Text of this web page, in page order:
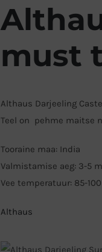
must
Althaus Darjeeling
Teel on pehme maitse
Tooraine maa: India
Valmistamise aeg: 3-5
Vee temperatuur: 85-
Althaus